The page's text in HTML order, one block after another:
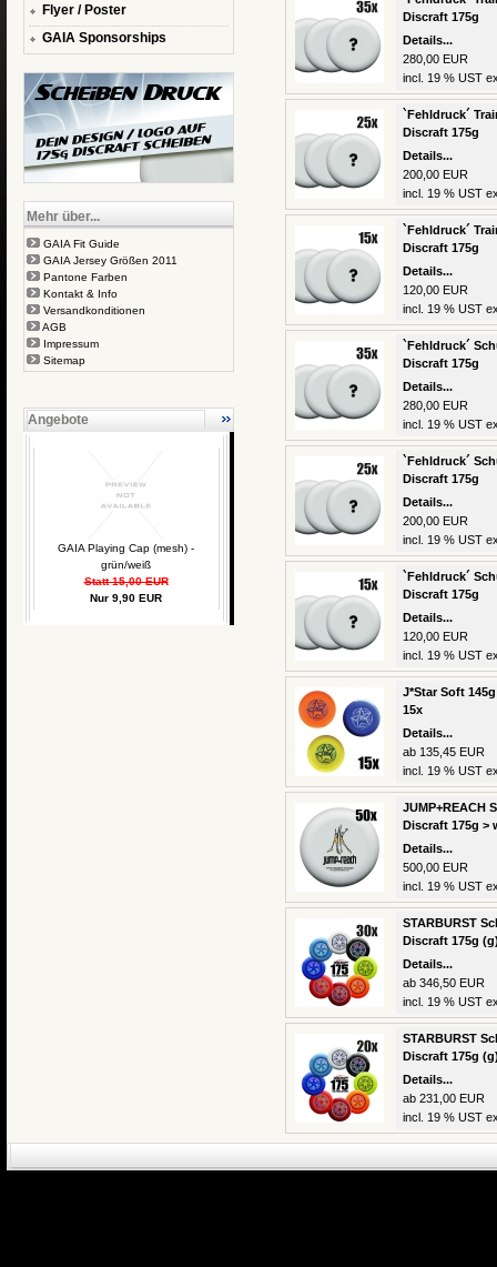
Flyer / Poster
GAIA Sponsorships
Mehr über...
GAIA Fit Guide
GAIA Jersey Größen 2011
Pantone Farben
Kontakt & Info
Versandkonditionen
AGB
Impressum
Sitemap
Angebote
GAIA Playing Cap (mesh) -
grün/weiß
Statt 15,00 EUR
Nur 9,90 EUR
Discraft 175g
Details...
280,00 EUR
incl. 19 % UST
`Fehldruck´
Discraft 175g
Details...
200,00 EUR
incl. 19 % UST
`Fehldruck´
Discraft 175g
Details...
120,00 EUR
incl. 19 % UST
`Fehldruck´
Discraft 175g
Details...
280,00 EUR
incl. 19 % UST
`Fehldruck´
Discraft 175g
Details...
200,00 EUR
incl. 19 % UST
`Fehldruck´
Discraft 175g
Details...
120,00 EUR
incl. 19 % UST
J*Star Soft
15x
Details...
ab 135,45 EUR
incl. 19 % UST
JUMP+REACH
Discraft 175g >
Details...
500,00 EUR
incl. 19 % UST
STARBURST
Discraft 175g
Details...
ab 346,50 EUR
incl. 19 % UST
STARBURST
Discraft 175g
Details...
ab 231,00 EUR
incl. 19 % UST